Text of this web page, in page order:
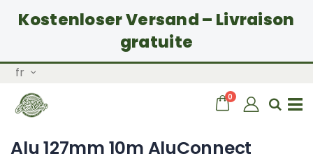
Kostenloser Versand – Livraison
gratuite
Allez
contenu
Langue
fr
Chariot
0 articles
Alu 127mm 10m AluConnect